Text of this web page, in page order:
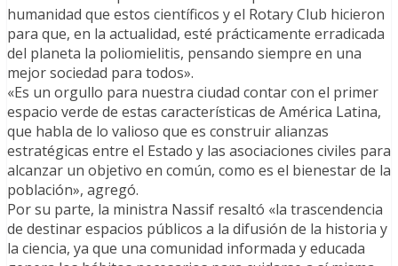
humanidad que estos científicos y el Rotary Club hicieron
para que, en la actualidad, esté prácticamente erradicada
del planeta la poliomielitis, pensando siempre en una
mejor sociedad para todos».
«Es un orgullo para nuestra ciudad contar con el primer
espacio verde de estas características de América Latina,
que habla de lo valioso que es construir alianzas
estratégicas entre el Estado y las asociaciones civiles para
alcanzar un objetivo en común, como es el bienestar de la
población», agregó.
Por su parte, la ministra Nassif resaltó «la trascendencia
de destinar espacios públicos a la difusión de la historia y
la ciencia, ya que una comunidad informada y educada